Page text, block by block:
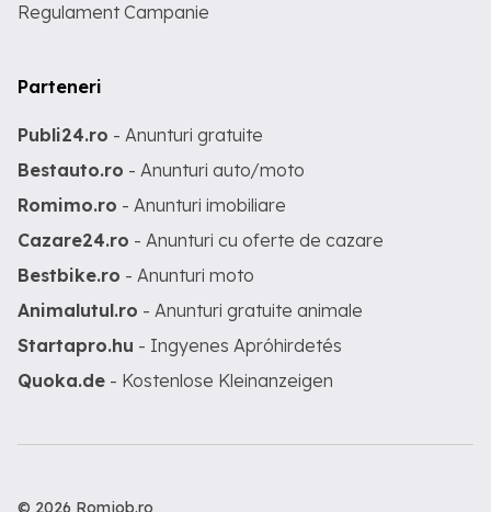
Regulament Campanie
Parteneri
Publi24.ro - Anunturi gratuite
Bestauto.ro - Anunturi auto/moto
Romimo.ro - Anunturi imobiliare
Cazare24.ro - Anunturi cu oferte de cazare
Bestbike.ro - Anunturi moto
Animalutul.ro - Anunturi gratuite animale
Startapro.hu - Ingyenes Apróhirdetés
Quoka.de - Kostenlose Kleinanzeigen
© 2026 Romjob.ro